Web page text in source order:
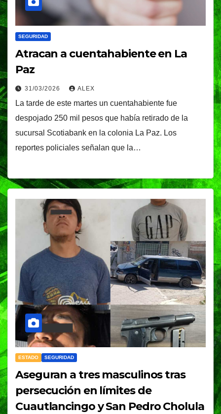
SEGURIDAD
Atracan a cuentahabiente en La
Paz
31/03/2026 ALEX
La tarde de este martes un cuentahabiente fue
despojado 250 mil pesos que había retirado de la
sucursal Scotiabank en la colonia La Paz. Los
reportes policiales señalan que la…
ESTADO SEGURIDAD
Aseguran a tres masculinos tras
persecución en límites de
Cuautlancingo y San Pedro Cholula